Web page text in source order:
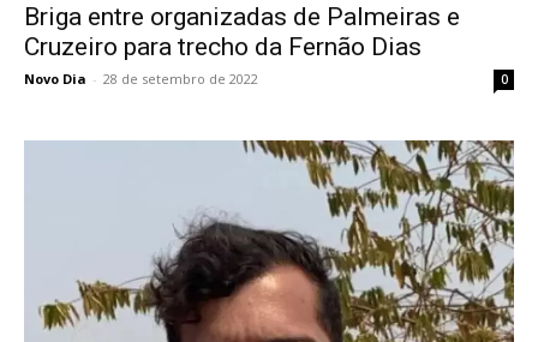
Briga entre organizadas de Palmeiras e
Cruzeiro para trecho da Fernão Dias
Novo Dia - 28 de setembro de 2022 0